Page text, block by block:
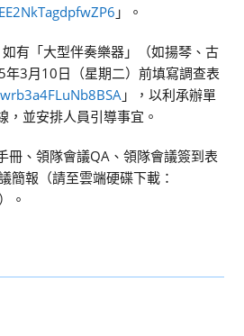
」。
有「大型伴奏樂器」（如揚琴、古
3月10日（星期二）前填寫調查表
」，以利承辦單
，並安排人員引導事宜。
冊、領隊會議QA、領隊會議簽到表
簡報（請至雲端硬碟下載：
）。